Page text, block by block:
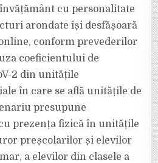
23
STRUCTURI
ARONDATE
ÎȘI
DESFĂȘOARĂ
cu personalitate
arondate își desfășoară
conform prevederilor
coeficientului de
2 din unitățile
în care se află unitățile de
presupune
prezența fizică în unitățile
preșcolarilor și elevilor
a elevilor din clasele a